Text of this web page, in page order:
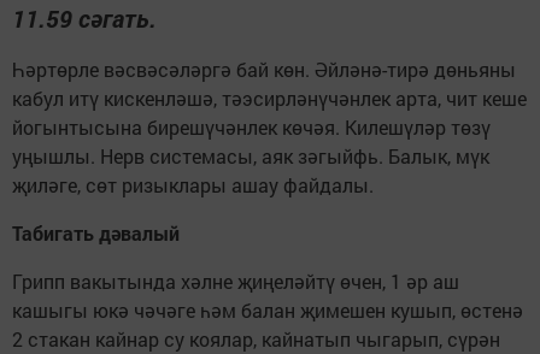
11.59 сәгать.
Һәртөрле вәсвәсәләргә бай көн. Әйләнә-тирә дөньяны
кабул итү кискенләшә, тәэсирләнүчәнлек арта, чит кеше
йогынтысына бирешүчәнлек көчәя. Килешүләр төзү
уңышлы. Нерв системасы, аяк зәгыйфь. Балык, мүк
җиләге, сөт ризыклары ашау файдалы.
Табигать дәвалый
Грипп вакытында хәлне җиңеләйтү өчен, 1 әр аш
кашыгы юкә чәчәге һәм балан җимешен кушып, өстенә
2 стакан кайнар су коялар, кайнатып чыгарып, сүрән